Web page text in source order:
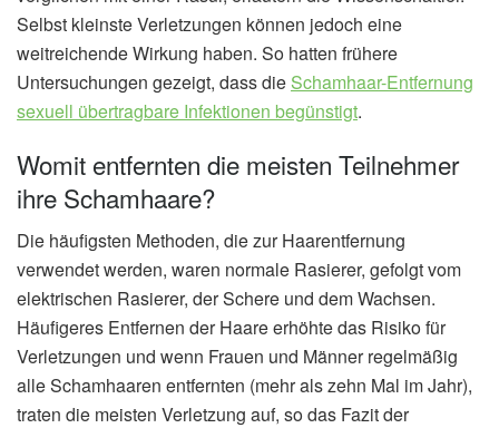
Selbst kleinste Verletzungen können jedoch eine
weitreichende Wirkung haben. So hatten frühere
Untersuchungen gezeigt, dass die Schamhaar-Entfernung
sexuell übertragbare Infektionen begünstigt.
Womit entfernten die meisten Teilnehmer
ihre Schamhaare?
Die häufigsten Methoden, die zur Haarentfernung
verwendet werden, waren normale Rasierer, gefolgt vom
elektrischen Rasierer, der Schere und dem Wachsen.
Häufigeres Entfernen der Haare erhöhte das Risiko für
Verletzungen und wenn Frauen und Männer regelmäßig
alle Schamhaaren entfernten (mehr als zehn Mal im Jahr),
traten die meisten Verletzung auf, so das Fazit der